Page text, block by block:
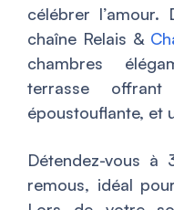
célébrer
chaîne Relais &
chambres
terrasse
époustouflante, et
Détendez-vous
remous, idéal